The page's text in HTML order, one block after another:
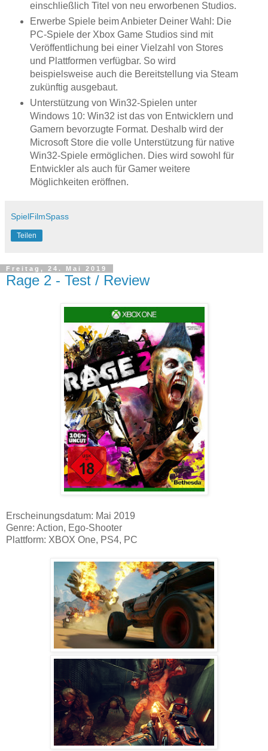
einschließlich Titel von neu erworbenen Studios.
Erwerbe Spiele beim Anbieter Deiner Wahl: Die
PC-Spiele der Xbox Game Studios sind mit
Veröffentlichung bei einer Vielzahl von Stores
und Plattformen verfügbar. So wird
beispielsweise auch die Bereitstellung via Steam
zukünftig ausgebaut.
Unterstützung von Win32-Spielen unter
Windows 10: Win32 ist das von Entwicklern und
Gamern bevorzugte Format. Deshalb wird der
Microsoft Store die volle Unterstützung für native
Win32-Spiele ermöglichen. Dies wird sowohl für
Entwickler als auch für Gamer weitere
Möglichkeiten eröffnen.
SpielFilmSpass
Teilen
Freitag, 24. Mai 2019
Rage 2 - Test / Review
Erscheinungsdatum: Mai 2019
Genre: Action, Ego-Shooter
Plattform: XBOX One, PS4, PC